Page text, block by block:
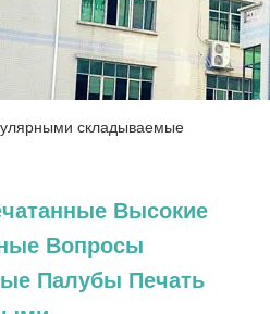
складываемые
Высокие
Вопросы
Палубы Печать